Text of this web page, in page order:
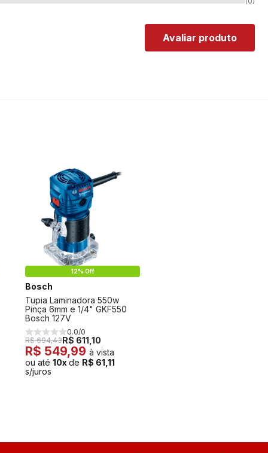
Avaliar produto
12% Off
Bosch
Tupia Laminadora 550w
Pinça 6mm e 1/4" GKF550
Bosch 127V
0.0/0
R$ 694,43R$ 611,10
R$ 549,99 à vista
ou até 10x de R$ 61,11
s/juros